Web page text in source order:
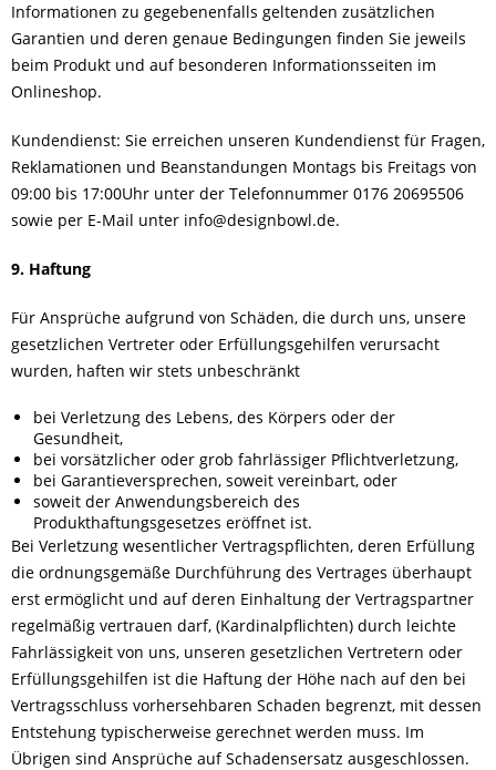
Informationen zu gegebenenfalls geltenden zusätzlichen
Garantien und deren genaue Bedingungen finden Sie jeweils
beim Produkt und auf besonderen Informationsseiten im
Onlineshop.
Kundendienst: Sie erreichen unseren Kundendienst für Fragen,
Reklamationen und Beanstandungen Montags bis Freitags von
09:00 bis 17:00Uhr unter der Telefonnummer 0176 20695506
sowie per E-Mail unter info@designbowl.de.
9. Haftung
Für Ansprüche aufgrund von Schäden, die durch uns, unsere
gesetzlichen Vertreter oder Erfüllungsgehilfen verursacht
wurden, haften wir stets unbeschränkt
bei Verletzung des Lebens, des Körpers oder der
Gesundheit,
bei vorsätzlicher oder grob fahrlässiger Pflichtverletzung,
bei Garantieversprechen, soweit vereinbart, oder
soweit der Anwendungsbereich des
Produkthaftungsgesetzes eröffnet ist.
Bei Verletzung wesentlicher Vertragspflichten, deren Erfüllung
die ordnungsgemäße Durchführung des Vertrages überhaupt
erst ermöglicht und auf deren Einhaltung der Vertragspartner
regelmäßig vertrauen darf, (Kardinalpflichten) durch leichte
Fahrlässigkeit von uns, unseren gesetzlichen Vertretern oder
Erfüllungsgehilfen ist die Haftung der Höhe nach auf den bei
Vertragsschluss vorhersehbaren Schaden begrenzt, mit dessen
Entstehung typischerweise gerechnet werden muss. Im
Übrigen sind Ansprüche auf Schadensersatz ausgeschlossen.